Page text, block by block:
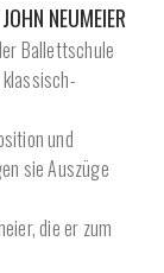
NEUMEIER
Ballettschule
und
sie Auszüge
die er zum